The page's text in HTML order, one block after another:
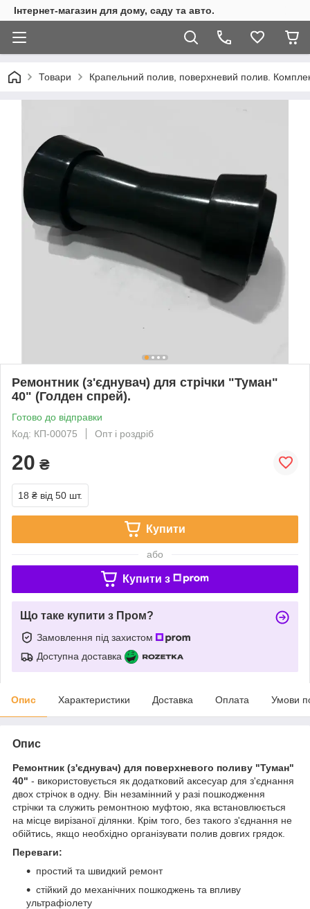
Інтернет-магазин для дому, саду та авто.
Товари Крапельний полив, поверхневий полив.
Ремонтник (з'єднувач) для стрічки "Туман"
40" (Голден спрей).
Готово до відправки
Код: КП-00075
Опт і роздріб
20 ₴
18 ₴ від 50 шт.
Купити
або
Купити з
Що таке купити з Пром?
Замовлення під захистом
Доступна доставка
Опис Характеристики Доставка Оплата Умови
Опис
Ремонтник (з'єднувач) для поверхневого поливу "Туман"
40" - використовується як додатковий аксесуар для з'єднання
двох стрічок в одну. Він незамінний у разі пошкодження
стрічки та служить ремонтною муфтою, яка встановлюється
на місце вирізаної ділянки. Крім того, без такого з'єднання не
обійтись, якщо необхідно організувати полив довгих грядок.
Переваги:
простий та швидкий ремонт
стійкий до механічних пошкоджень та впливу
ультрафіолету